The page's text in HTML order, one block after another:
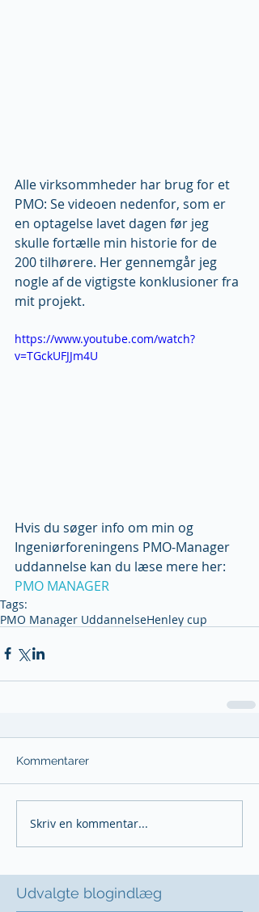
Alle virksommheder har brug for et
PMO: Se videoen nedenfor, som er
en optagelse lavet dagen før jeg
skulle fortælle min historie for de
200 tilhørere. Her gennemgår jeg
nogle af de vigtigste konklusioner fra
mit projekt.
https://www.youtube.com/watch?
v=TGckUFJJm4U
Hvis du søger info om min og
Ingeniørforeningens PMO-Manager
uddannelse kan du læse mere her:
PMO MANAGER
Tags:
PMO Manager UddannelseHenley cup
Kommentarer
Skriv en kommentar...
Udvalgte blogindlæg